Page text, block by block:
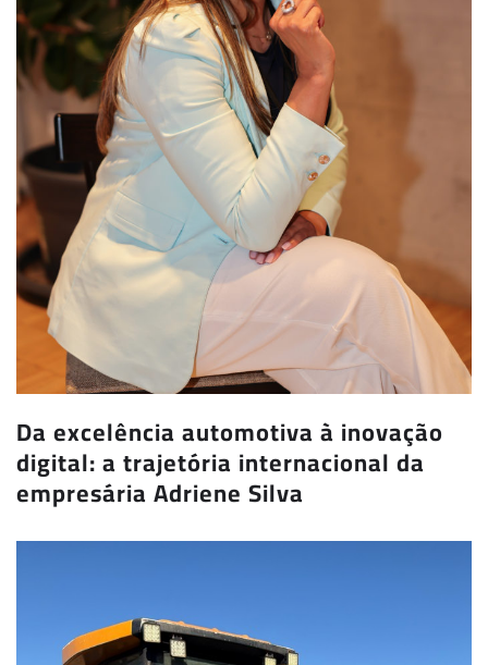
Da excelência automotiva à inovação
digital: a trajetória internacional da
empresária Adriene Silva